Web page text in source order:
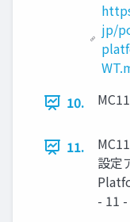
jp/
10.
11.
設定
- 11 -